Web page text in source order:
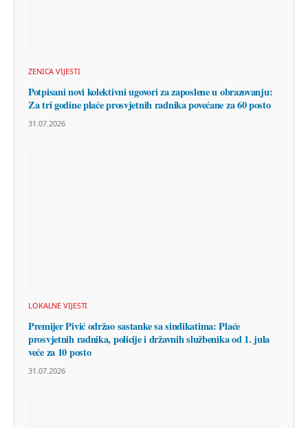
ZENICA VIJESTI
Potpisani novi kolektivni ugovori za zaposlene u obrazovanju:
Za tri godine plaće prosvjetnih radnika povećane za 60 posto
31.07.2026
LOKALNE VIJESTI
Premijer Pivić održao sastanke sa sindikatima: Plaće
prosvjetnih radnika, policije i državnih službenika od 1. jula
veće za 10 posto
31.07.2026